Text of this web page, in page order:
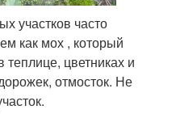
участков часто
как мох , который
теплице, цветниках и
отмосток. Не